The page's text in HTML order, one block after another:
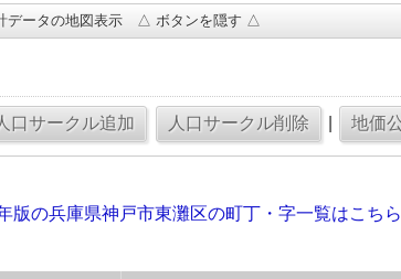
データの地図表示 △ ボタンを隠す △
版の兵庫県神戸市東灘区の町丁・字一覧はこちら